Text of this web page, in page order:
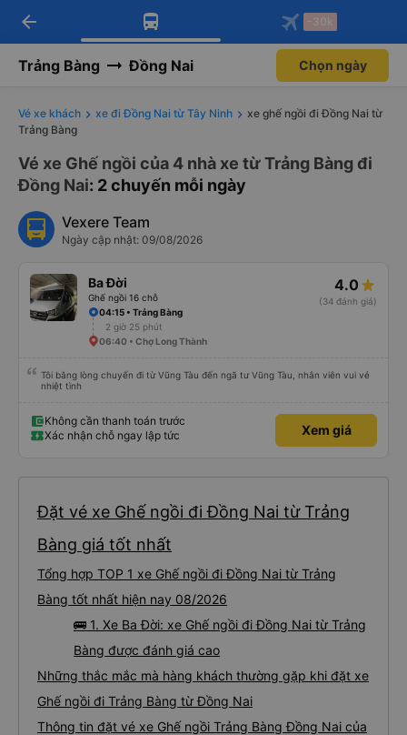
Tải app Vexere ngay!
Nhận ưu đãi thành viên độc
Mở app
Tải app Vexere
-30k/ghế khi đặt vé máy bay qua
Mở app
arrow_back -30k
Trảng Bàng Đồng Nai Chọn ngày
Vé xe khách xe đi Đồng Nai từ Tây Ninh
xe ghế ngồi đi Đồng Nai từ
Trảng Bàng
Vé xe Ghế ngồi của 4 nhà xe từ Trảng Bàng đi
Đồng Nai: 2 chuyến mỗi ngày
Vexere Team
Ngày cập nhật: 09/08/2026
Ba Đời
Ghế ngồi 16 chỗ
4.0
(34 đánh giá)
04:15 • Trảng Bàng
2 giờ 25 phút
06:40 • Chợ Long Thành
Tôi bằng lòng chuyến đi từ Vũng Tàu đến ngã tư Vũng Tàu, nhân viên vui vẻ
nhiệt tình
Không cần thanh toán trước
Xác nhận chỗ ngay lập tức
Xem giá
Đặt vé xe Ghế ngồi đi Đồng Nai từ Trảng
Bàng giá tốt nhất
Tổng hợp TOP 1 xe Ghế ngồi đi Đồng Nai từ Trảng
Bàng tốt nhất hiện nay 08/2026
🚌 1. Xe Ba Đời: xe Ghế ngồi đi Đồng Nai từ Trảng
Bàng được đánh giá cao
Những thắc mắc mà hàng khách thường gặp khi đặt xe
Ghế ngồi đi Trảng Bàng từ Đồng Nai
Thông tin đặt vé xe Ghế ngồi Trảng Bàng Đồng Nai của